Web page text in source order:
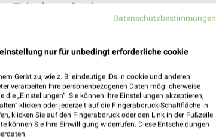
- Einkauf stressfrei planen
Datenschutzbestimmungen
nur für unbedingt erforderliche cookie
Gerät zu, wie z. B. eindeutige IDs in cookie und anderen
verarbeiten Ihre personenbezogenen Daten möglicherweise
„Einstellungen“. Sie können Ihre Einstellungen akzeptieren,
klicken oder jederzeit auf die Fingerabdruck-Schaltfläche in
klicken Sie auf den Fingerabdruck oder den Link in der Fußzeile
können Sie Ihre Einwilligung widerrufen. Diese Entscheidungen